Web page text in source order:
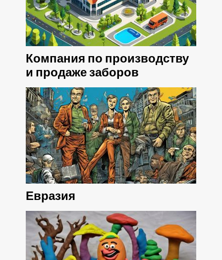
Компания по производству
и продаже заборов
Евразия